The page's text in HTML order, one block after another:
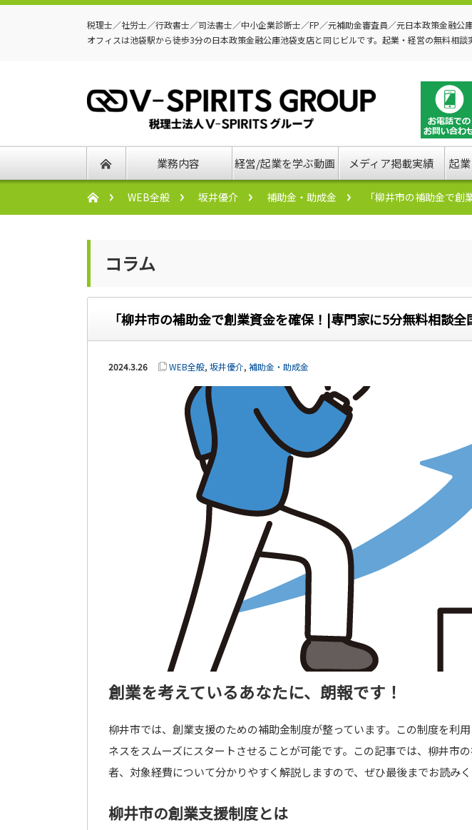
税理士／社労士／行政書士／司法書士／中小企業診断士／FP／元補助金審査員／元日本政策金融
オフィスは池袋駅から徒歩3分の日本政策金融公庫池袋支店と同じビルです。起業・経営の無料相談
業務内容 経営/起業を学ぶ動画 メディア掲載実績 起
WEB全般 坂井優介 補助金・助成金 「柳井市の補助金で
コラム
「柳井市の補助金で創業資金を確保！|専門家に5分無料相談全
2024.3.26 WEB全般, 坂井優介, 補助金・助成金
創業を考えているあなたに、朗報です！
柳井市では、創業支援のための補助金制度が整っています。この制度を利
ネスをスムーズにスタートさせることが可能です。この記事では、柳井市
者、対象経費について分かりやすく解説しますので、ぜひ最後までお読みく
柳井市の創業支援制度とは